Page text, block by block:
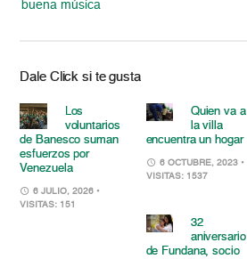
buena música
Dale Click si te gusta
Los
voluntarios
de Banesco suman
esfuerzos por
Venezuela
6 JULIO, 2026 •
VISITAS: 151
Quien va a
la villa
encuentra un hogar
6 OCTUBRE, 2023 •
VISITAS: 1537
32
aniversario
de Fundana, socio